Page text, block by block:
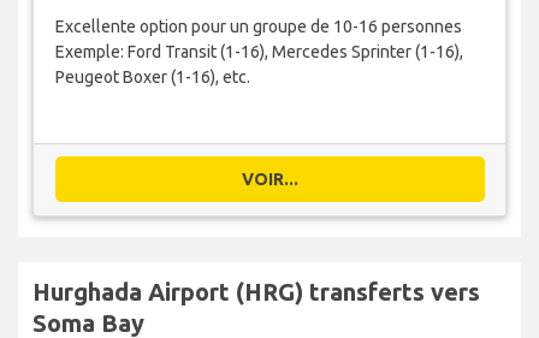
Excellente option pour un groupe de 10-16 personnes
Exemple: Ford Transit (1-16), Mercedes Sprinter (1-16),
Peugeot Boxer (1-16), etc.
VOIR...
Hurghada Airport (HRG) transferts vers
Soma Bay